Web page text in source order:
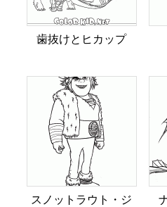
歯抜けとヒカップ
スノットラウト・ジ